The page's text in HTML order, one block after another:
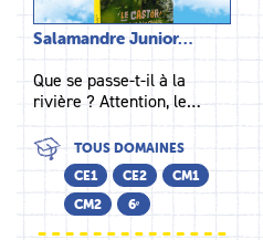
Salamandre Junior…
Que se passe-t-il à la
rivière ? Attention, le…
TOUS DOMAINES
CE1
CE2
CM1
CM2
6ᵉ